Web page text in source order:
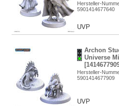
Hersteller-
5901414677640
UVP
Archon
Universe
Hersteller-
5901414677909
UVP